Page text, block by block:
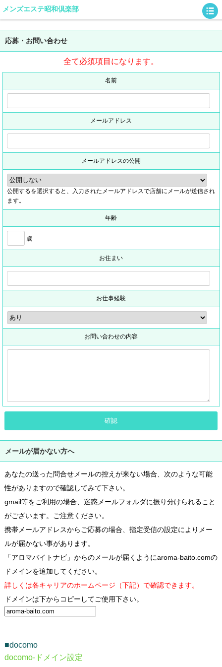
メンズエステ昭和倶楽部
応募・お問い合わせ
全て必須項目になります。
名前
メールアドレス
メールアドレスの公開
公開するを選択すると、入力されたメールアドレスで店舗にメールが送信され
ます。
年齢
歳
お住まい
お仕事経験
お問い合わせの内容
メールが届かない方へ
あなたの送った問合せメールの控えが来ない場合、次のような可能
性がありますので確認してみて下さい。
gmail等をご利用の場合、迷惑メールフォルダに振り分けられること
がございます。ご注意ください。
携帯メールアドレスからご応募の場合、指定受信の設定によりメー
ルが届かない事があります。
「アロマバイトナビ」からのメールが届くようにaroma-baito.comの
ドメインを追加してください。
詳しくは各キャリアのホームページ（下記）で確認できます。
ドメインは下からコピーしてご使用下さい。
■docomo
docomo-ドメイン設定